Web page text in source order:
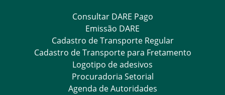
Consultar DARE Pago
Emissão DARE
Cadastro de Transporte Regular
Cadastro de Transporte para Fretamento
Logotipo de adesivos
Procuradoria Setorial
Agenda de Autoridades